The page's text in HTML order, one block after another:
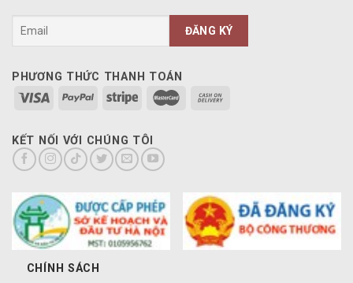
PHƯƠNG THỨC THANH TOÁN
KẾT NỐI VỚI CHÚNG TÔI
CHÍNH SÁCH